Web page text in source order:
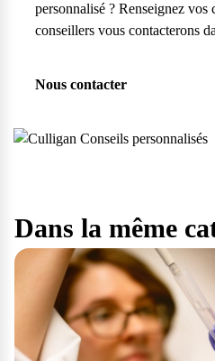
personnalisé ? Renseignez vos
conseillers vous contacterons
Nous contacter
Dans la même